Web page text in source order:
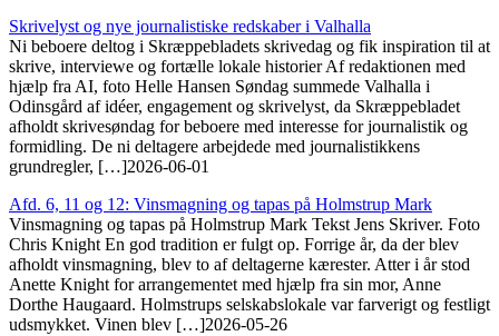
Skrivelyst og nye journalistiske redskaber i Valhalla
Ni beboere deltog i Skræppebladets skrivedag og fik inspiration til at
skrive, interviewe og fortælle lokale historier Af redaktionen med
hjælp fra AI, foto Helle Hansen Søndag summede Valhalla i
Odinsgård af idéer, engagement og skrivelyst, da Skræppebladet
afholdt skrivesøndag for beboere med interesse for journalistik og
formidling. De ni deltagere arbejdede med journalistikkens
grundregler, […]2026-06-01
Afd. 6, 11 og 12: Vinsmagning og tapas på Holmstrup Mark
Vinsmagning og tapas på Holmstrup Mark Tekst Jens Skriver. Foto
Chris Knight En god tradition er fulgt op. Forrige år, da der blev
afholdt vinsmagning, blev to af deltagerne kærester. Atter i år stod
Anette Knight for arrangementet med hjælp fra sin mor, Anne
Dorthe Haugaard. Holmstrups selskabslokale var farverigt og festligt
udsmykket. Vinen blev […]2026-05-26